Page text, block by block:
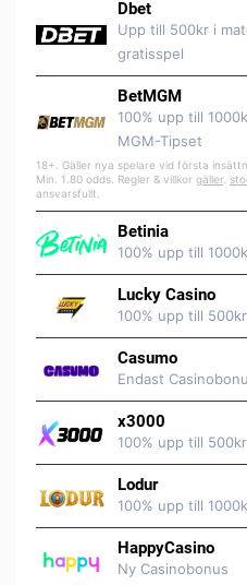
Dbet
Upp till 500kr i
gratisspel
BetMGM
100% upp till
MGM-Tipset
18+. Gäller nya spelare vid första
Min. 1.80 odds. Regler & villkor gäller
ansvarsfullt.
Betinia
100% upp till
Lucky Casino
100% upp till
Casumo
Endast
x3000
100% upp till 500kr
Lodur
100% upp till
HappyCasino
Ny Casinobonus